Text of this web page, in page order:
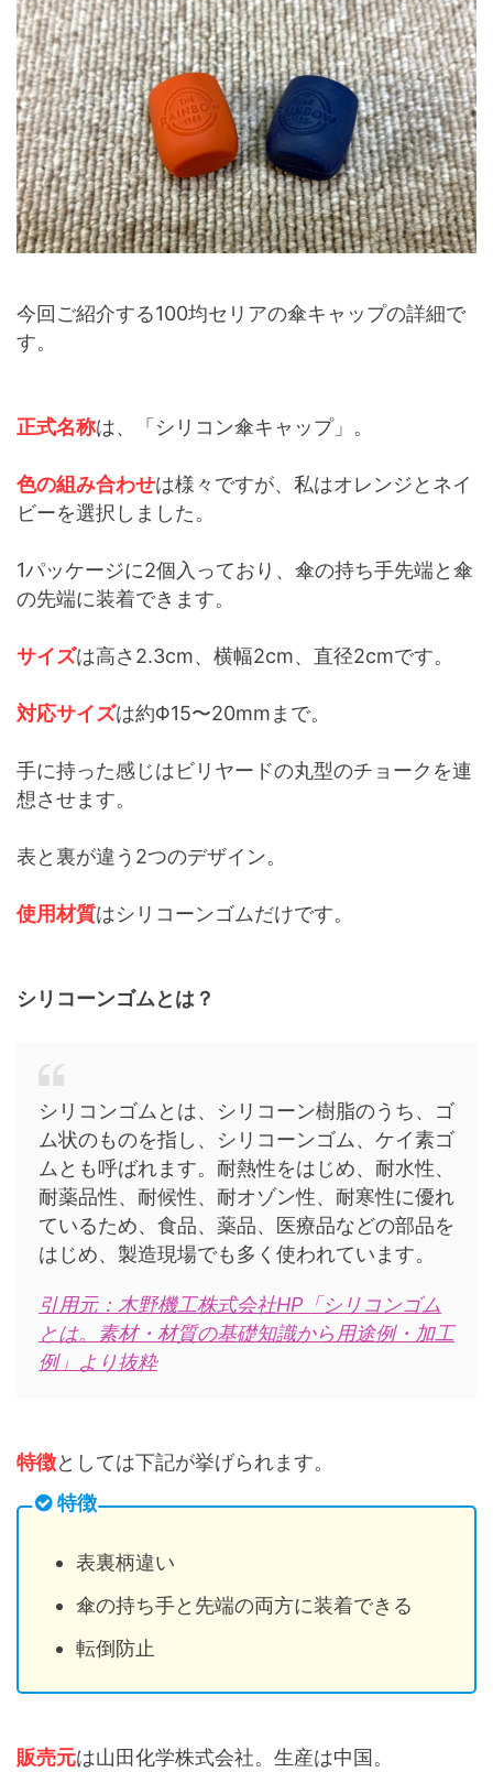
今回ご紹介する100均セリアの傘キャップの詳細で
す。
正式名称は、「シリコン傘キャップ」。
色の組み合わせは様々ですが、私はオレンジとネイ
ビーを選択しました。
1パッケージに2個入っており、傘の持ち手先端と傘
の先端に装着できます。
サイズは高さ2.3cm、横幅2cm、直径2cmです。
対応サイズは約Φ15〜20mmまで。
手に持った感じはビリヤードの丸型のチョークを連
想させます。
表と裏が違う2つのデザイン。
使用材質はシリコーンゴムだけです。
シリコーンゴムとは？
シリコンゴムとは、シリコーン樹脂のうち、ゴ
ム状のものを指し、シリコーンゴム、ケイ素ゴ
ムとも呼ばれます。耐熱性をはじめ、耐水性、
耐薬品性、耐候性、耐オゾン性、耐寒性に優れ
ているため、食品、薬品、医療品などの部品を
はじめ、製造現場でも多く使われています。
引用元：木野機工株式会社HP「シリコンゴム
とは。素材・材質の基礎知識から用途例・加工
例」より抜粋
特徴としては下記が挙げられます。
特徴
表裏柄違い
傘の持ち手と先端の両方に装着できる
転倒防止
販売元は山田化学株式会社。生産は中国。